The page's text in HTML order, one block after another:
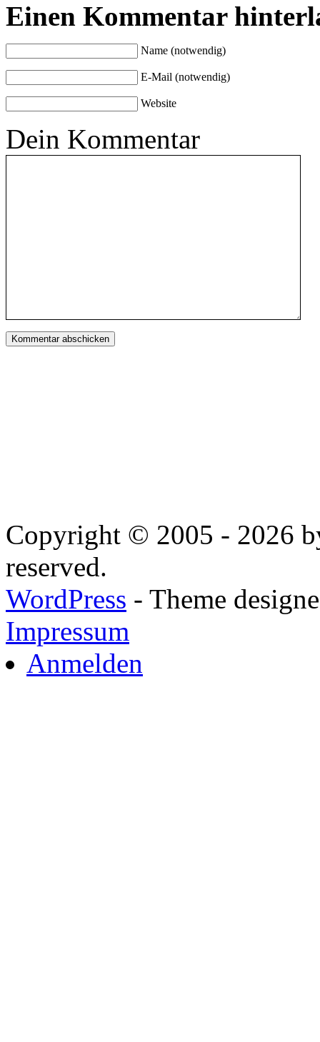
Einen Kommentar
Name (notwendig)
E-Mail (notwendig)
Website
Dein Kommentar
Copyright © 2005 - 2026
reserved.
WordPress - Theme
Impressum
Anmelden